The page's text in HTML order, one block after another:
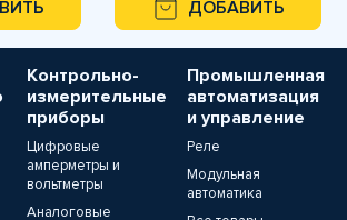
ДОБАВИТЬ
Контрольно-
измерительные
приборы
Цифровые
амперметры и
вольтметры
Аналоговые
Промышленная
автоматизация
и управление
Реле
Модульная
автоматика